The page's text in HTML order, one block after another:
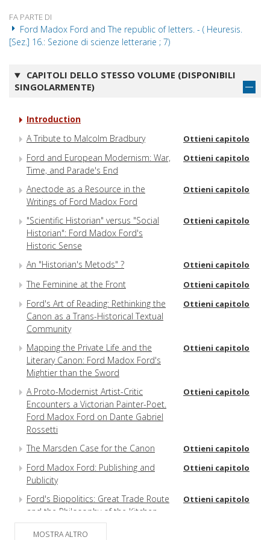
FA PARTE DI
Ford Madox Ford and The republic of letters. - ( Heuresis.
[Sez.] 16.: Sezione di scienze letterarie ; 7)
CAPITOLI DELLO STESSO VOLUME (DISPONIBILI
SINGOLARMENTE)
Introduction
A Tribute to Malcolm Bradbury
Ottieni capitolo
Ford and European Modernism: War,
Time, and Parade's End
Ottieni capitolo
Anectode as a Resource in the
Writings of Ford Madox Ford
Ottieni capitolo
"Scientific Historian" versus "Social
Historian": Ford Madox Ford's
Historic Sense
Ottieni capitolo
An "Historian's Metods" ? Ottieni capitolo
The Feminine at the Front Ottieni capitolo
Ford's Art of Reading: Rethinking the
Canon as a Trans-Historical Textual
Community
Ottieni capitolo
Mapping the Private Life and the
Literary Canon: Ford Madox Ford's
Mightier than the Sword
Ottieni capitolo
A Proto-Modernist Artist-Critic
Encounters a Victorian Painter-Poet.
Ford Madox Ford on Dante Gabriel
Rossetti
Ottieni capitolo
The Marsden Case for the Canon Ottieni capitolo
Ford Madox Ford: Publishing and
Publicity
Ottieni capitolo
Ford's Biopolitics: Great Trade Route
and the Philosophy of the Kitchen
Garden
Ottieni capitolo
MOSTRA ALTRO